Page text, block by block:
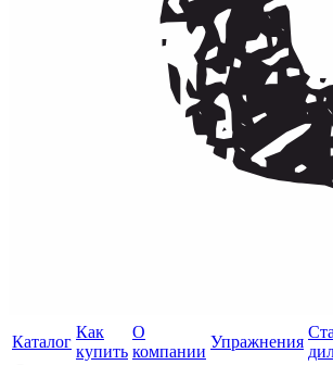
Каталог
Как
купить
О
компании
Упражнения